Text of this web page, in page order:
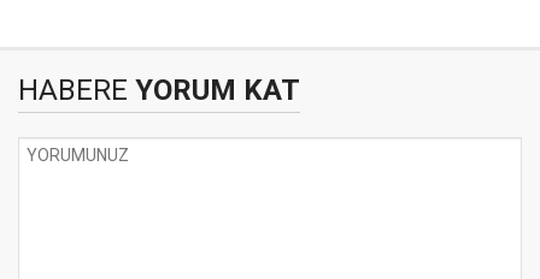
HABERE YORUM KAT